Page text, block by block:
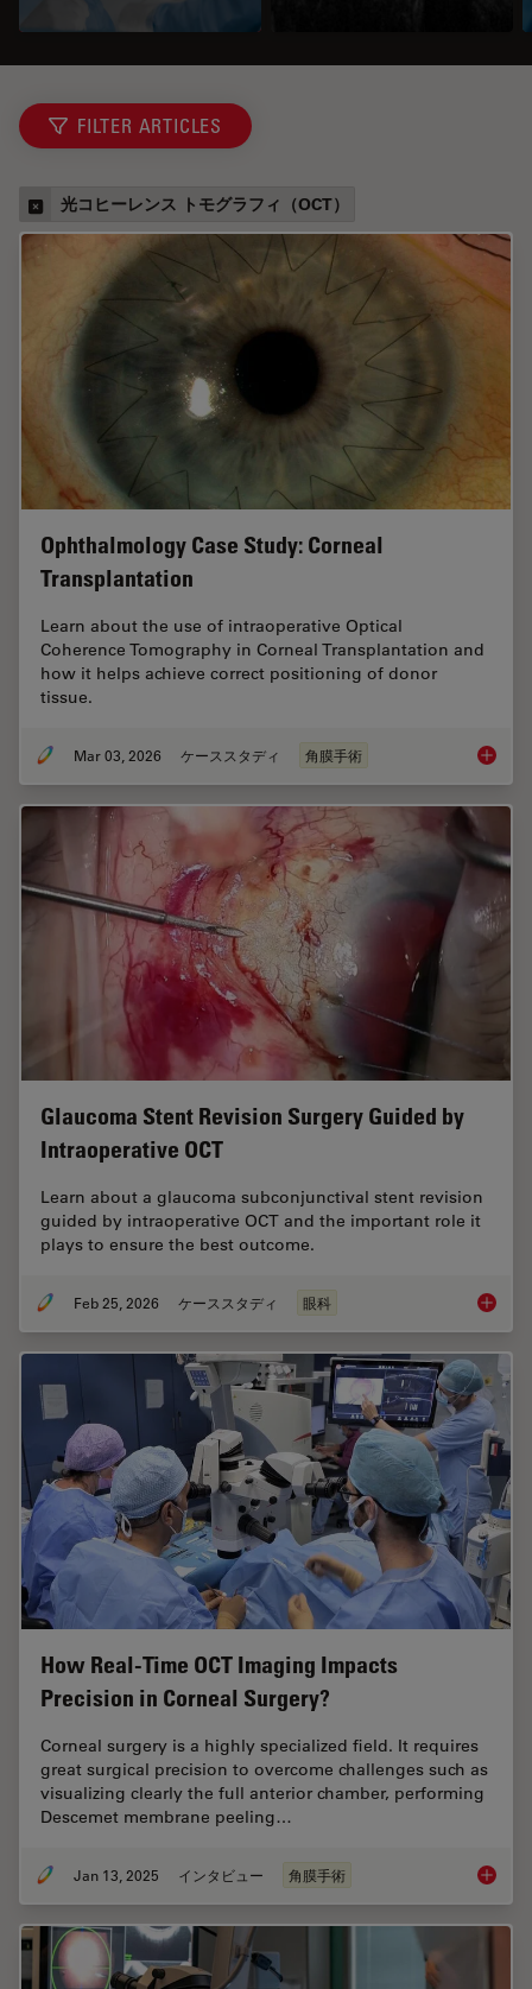
FILTER ARTICLES
光コヒーレンス トモグラフィ（OCT）
Ophthalmology Case Study: Corneal
Transplantation
Learn about the use of intraoperative Optical
Coherence Tomography in Corneal Transplantation and
how it helps achieve correct positioning of donor
tissue.
Mar 03, 2026 ケーススタディ 角膜手術
Glaucoma Stent Revision Surgery Guided by
Intraoperative OCT
Learn about a glaucoma subconjunctival stent revision
guided by intraoperative OCT and the important role it
plays to ensure the best outcome.
Feb 25, 2026 ケーススタディ 眼科
How Real-Time OCT Imaging Impacts
Precision in Corneal Surgery?
Corneal surgery is a highly specialized field. It requires
great surgical precision to overcome challenges such as
visualizing clearly the full anterior chamber, performing
Descemet membrane peeling…
Jan 13, 2025 インタビュー 角膜手術 How